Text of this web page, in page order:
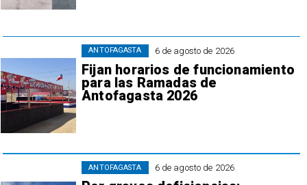
6 de agosto de 2026
Fijan horarios de funcionamiento
para las Ramadas de
Antofagasta 2026
ANTOFAGASTA
6 de agosto de 2026
ANTOFAGASTA